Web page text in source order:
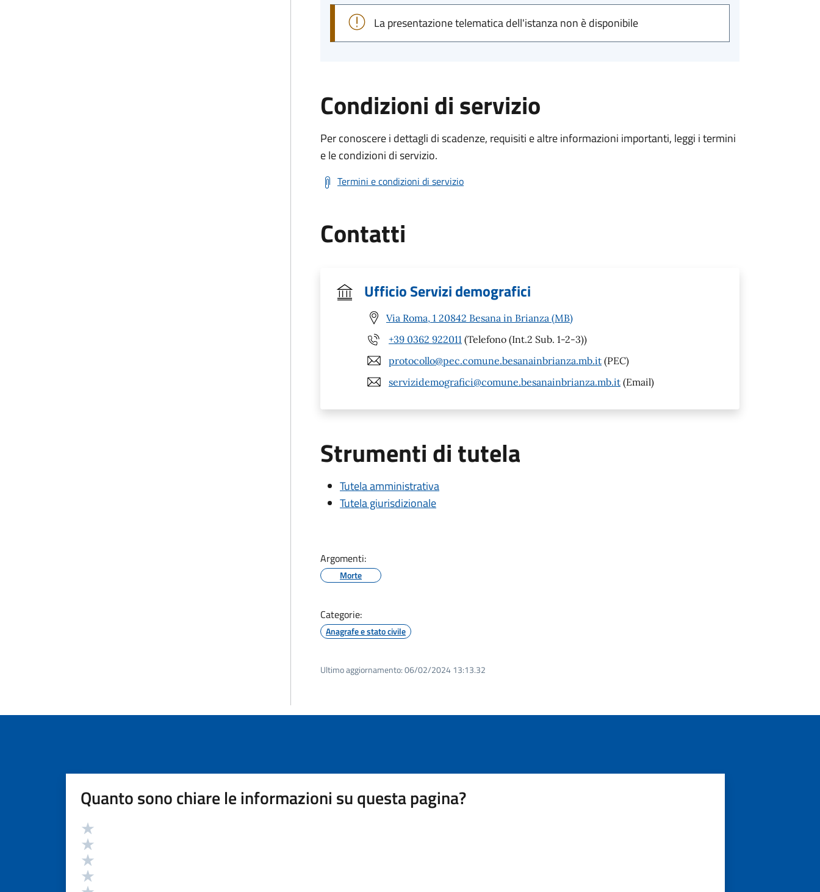
La presentazione telematica dell'istanza non è disponibile
Condizioni di servizio
Per conoscere i dettagli di scadenze, requisiti e altre informazioni importanti, leggi i termini
e le condizioni di servizio.
Termini e condizioni di servizio
Contatti
Ufficio Servizi demografici
Via Roma, 1 20842 Besana in Brianza (MB)
+39 0362 922011 (Telefono (Int.2 Sub. 1-2-3))
protocollo@pec.comune.besanainbrianza.mb.it (PEC)
servizidemografici@comune.besanainbrianza.mb.it (Email)
Strumenti di tutela
Tutela amministrativa
Tutela giurisdizionale
Argomenti:
Morte
Categorie:
Anagrafe e stato civile
Ultimo aggiornamento:06/02/2024 13:13.32
Quanto sono chiare le informazioni su questa pagina?
Valutazione